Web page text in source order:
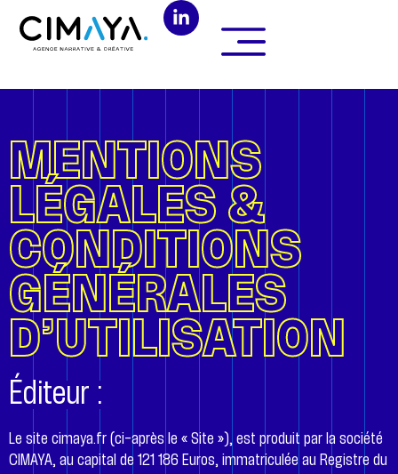
MENTIONS
LÉGALES &
CONDITIONS
GÉNÉRALES
D’UTILISATION
Éditeur :
Le site cimaya.fr (ci-après le « Site »), est produit par la société
CIMAYA, au capital de 121 186 Euros, immatriculée au Registre du